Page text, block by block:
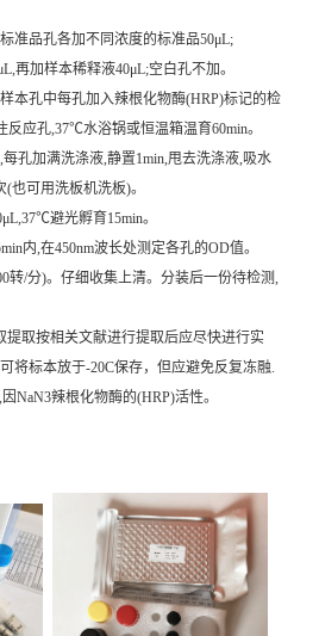
准品孔各加不同浓度的标准品50μL;
再加样本稀释液40μL;空白孔不加。
本孔中每孔加入辣根化物酶(HRP)标记的检
反应孔,37℃水浴锅或恒温箱温育60min。
孔加满洗涤液,静置1min,甩去洗涤液,吸水
也可用洗板机洗板)。
避光孵育15min。
内,在450nm波长处测定各孔的OD值。
转/分)。仔细收集上清。分装后一份待检测,
提取按相关文献进行提取后应尽快进行实
将标本放于-20C保存，但应避免反复冻融.
NaN3辣根化物酶的(HRP)活性。